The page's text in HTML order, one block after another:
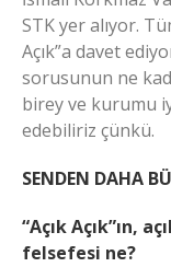
STK yer alıyor.
Açık”a davet
sorusunun ne
birey ve kurumu
edebiliriz çünkü.
SENDEN DAHA
“Açık Açık”ın,
felsefesi ne?